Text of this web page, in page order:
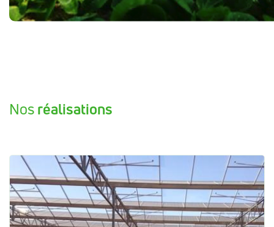
Nosréalisations